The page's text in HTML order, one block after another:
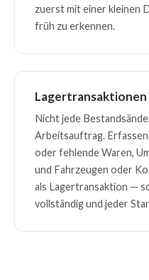
zuerst mit einer kleinen
früh zu erkennen.
Lagertransaktionen
Nicht jede
Arbeitsauftrag.
oder fehlende Waren,
und Fahrzeugen oder
als Lagertransaktion —
vollständig und jeder